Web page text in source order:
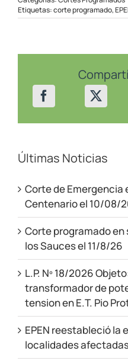
Etiquetas:corte programado,
Últimas Noticias
Corte de Emergencia
Centenario el 10/08/
Corte programado
los Sauces el 11/8/26
L.P. Nº 18/2026
transformador de
tension en E.T. Pio
EPEN reestableció la
localidades